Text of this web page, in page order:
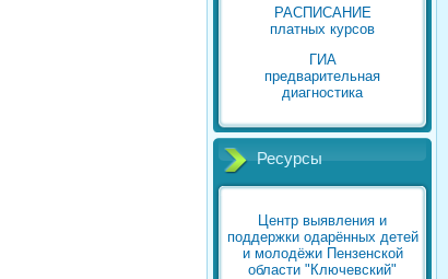
РАСПИСАНИЕ
платных курсов
ГИА
предварительная
диагностика
Ресурсы
Центр выявления и
поддержки одарённых детей
и молодёжи Пензенской
области "Ключевский"